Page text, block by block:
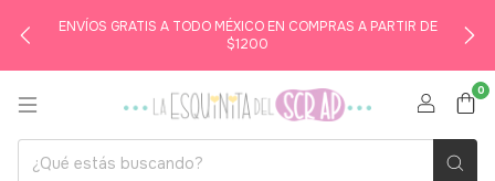
ENVÍOS GRATIS A TODO MÉXICO EN COMPRAS A PARTIR DE
$1200
0